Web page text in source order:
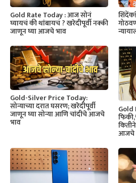
Gold Rate Today : आज सोनं
घ्यायचं की थांबायचं ? खरेदीपूर्वी नक्की
जाणून घ्या आजचे भाव
Gold-Silver Price Today:
सोन्याच्या दरात घसरण; खरेदीपूर्वी
जाणून घ्या सोन्या आणि चांदीचे आजचे
भाव
Gold
आजचे